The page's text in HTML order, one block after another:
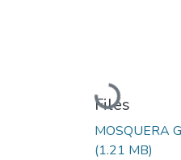
Loading...
Files
MOSQUERA
(1.21 MB)